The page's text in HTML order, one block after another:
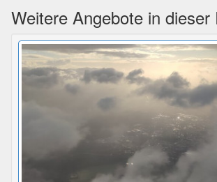
Weitere Angebote in dieser